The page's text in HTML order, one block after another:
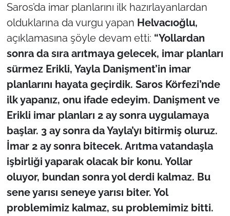
Saros’da imar planlarını ilk hazırlayanlardan
olduklarına da vurgu yapan Helvacıoğlu,
açıklamasına şöyle devam etti: “Yollardan
sonra da sıra arıtmaya gelecek, imar planları
sürmez Erikli, Yayla Danişment’in imar
planlarını hayata geçirdik. Saros Körfezi’nde
ilk yapanız, onu ifade edeyim. Danişment ve
Erikli imar planları 2 ay sonra uygulamaya
başlar. 3 ay sonra da Yayla’yı bitirmiş oluruz.
İmar 2 ay sonra bitecek. Arıtma vatandaşla
işbirliği yaparak olacak bir konu. Yollar
oluyor, bundan sonra yol derdi kalmaz. Bu
sene yarısı seneye yarısı biter. Yol
problemimiz kalmaz, su problemimiz bitti.